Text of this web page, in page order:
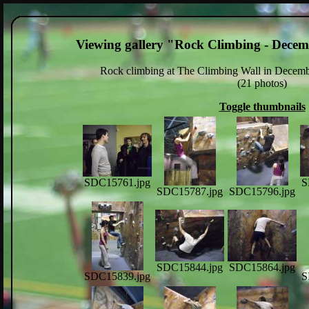
Viewing gallery "Rock Climbing -
Rock climbing at The Climbing Wall in
(21 photos)
Toggle thumbnails
SDC15761.jpg
SDC15787.jpg SDC15796.jpg
SDC15839.jpg
SDC15844.jpg SDC15864.jpg